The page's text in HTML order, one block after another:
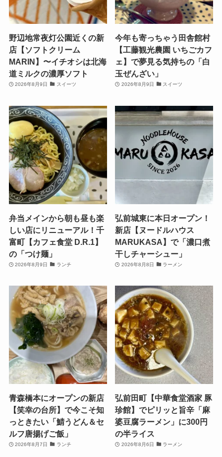
野辺地常夜灯公園近くの新
店【ソフトクリーム
MARIN】〜イチオシは北海
道ミルクの濃厚ソフト
2026年8月9日 スイーツ
今年も寄っちゃう田舎館村
【工藤観光農園 いちごカフ
ェ】で夢見る気持ちの「白
玉ぜんざい」
2026年8月9日 スイーツ
弁当メインから朝も昼も楽
しい店にリニューアル！千
富町【カフェ食堂 D.R.1】
の「つけ麺」
2026年8月9日 ランチ
弘前城東に本日オープン！
新店【ヌードルハウス
MARUKASA】で「濃口煮
干しチャーシュー」
2026年8月8日 ラーメン
青森橋本にオープンの新店
【笑幸の台所】で今こそ知
っときたい「鯖うどん＆セ
ルフ唐揚げご飯」
2026年8月7日 ランチ
弘前田町【中華食堂酒家 豚
珍館】でピリッと旨辛「麻
婆豆腐ラーメン」に300円
の半ライス
2026年8月6日 ラーメン